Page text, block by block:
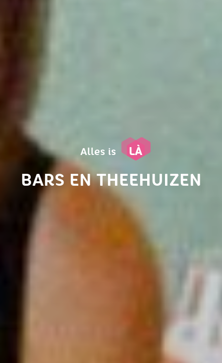
Alles is LÀ
BARS EN THEEHUIZEN